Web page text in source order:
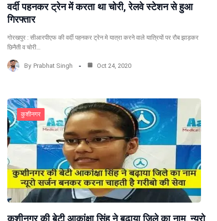
वर्दी पहनकर ट्रेन में करता था चोरी, रेलवे स्टेशन से हुआ
गिरफ्तार
गोरखपुर : सीआरपीएफ की वर्दी पहनकर ट्रेन मे यात्रा करने वाले यात्रियों पर रौब झाड़कर
छिनैती व चोरी…
By Prabhat Singh Oct 24, 2020
कुशीनगर
कुशीनगर की बेटी आकांक्षा सिंह ने बढ़ाया जिले का नाम, न्यूरो